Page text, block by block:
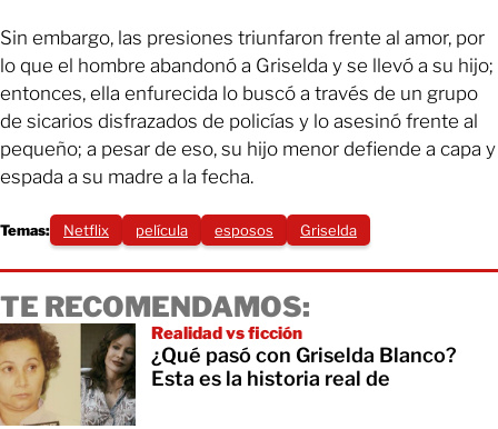
Sin embargo, las presiones triunfaron frente al amor, por
lo que el hombre abandonó a Griselda y se llevó a su hijo;
entonces, ella enfurecida lo buscó a través de un grupo
de sicarios disfrazados de policías y lo asesinó frente al
pequeño; a pesar de eso, su hijo menor defiende a capa y
espada a su madre a la fecha.
Temas: Netflix película esposos Griselda
TE RECOMENDAMOS:
Realidad vs ficción
¿Qué pasó con Griselda Blanco?
Esta es la historia real de